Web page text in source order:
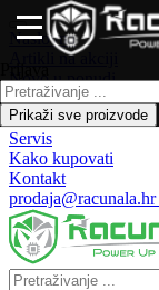
Naslovna
Artikli na akciji
Novo u ponudi
Česta pitanja
Forum
Servis
Kako kupovati
Kontakt
prodaja@racunala.hr
Prikaži sve proizvode